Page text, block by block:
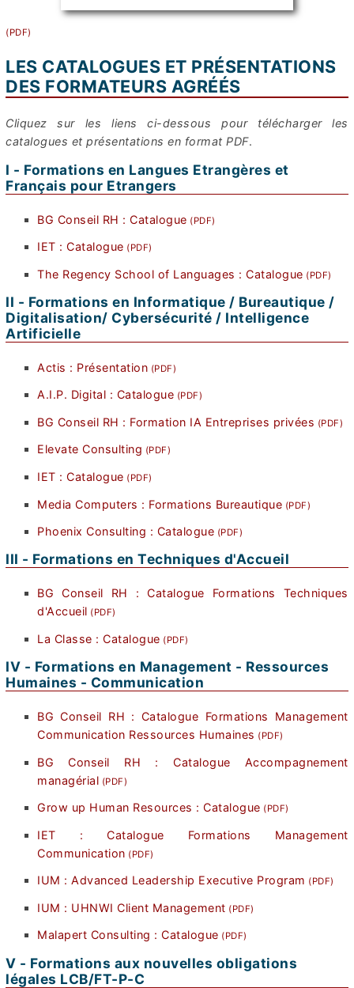
LES CATALOGUES ET PRÉSENTATIONS
DES FORMATEURS AGRÉÉS
Cliquez sur les liens ci-dessous pour télécharger les
catalogues et présentations en format PDF.
I - Formations en Langues Etrangères et
Français pour Etrangers
BG Conseil RH : Catalogue
IET : Catalogue
The Regency School of Languages : Catalogue
II - Formations en Informatique / Bureautique /
Digitalisation/ Cybersécurité / Intelligence
Artificielle
Actis : Présentation
A.I.P. Digital : Catalogue
BG Conseil RH : Formation IA Entreprises privées
Elevate Consulting
IET : Catalogue
Media Computers : Formations Bureautique
Phoenix Consulting : Catalogue
III - Formations en Techniques d'Accueil
BG Conseil RH : Catalogue Formations Techniques
d'Accueil
La Classe : Catalogue
IV - Formations en Management - Ressources
Humaines - Communication
BG Conseil RH : Catalogue Formations Management
Communication Ressources Humaines
BG Conseil RH : Catalogue Accompagnement
managérial
Grow up Human Resources : Catalogue
IET : Catalogue Formations Management
Communication
IUM : Advanced Leadership Executive Program
IUM : UHNWI Client Management
Malapert Consulting : Catalogue
V - Formations aux nouvelles obligations
légales LCB/FT-P-C